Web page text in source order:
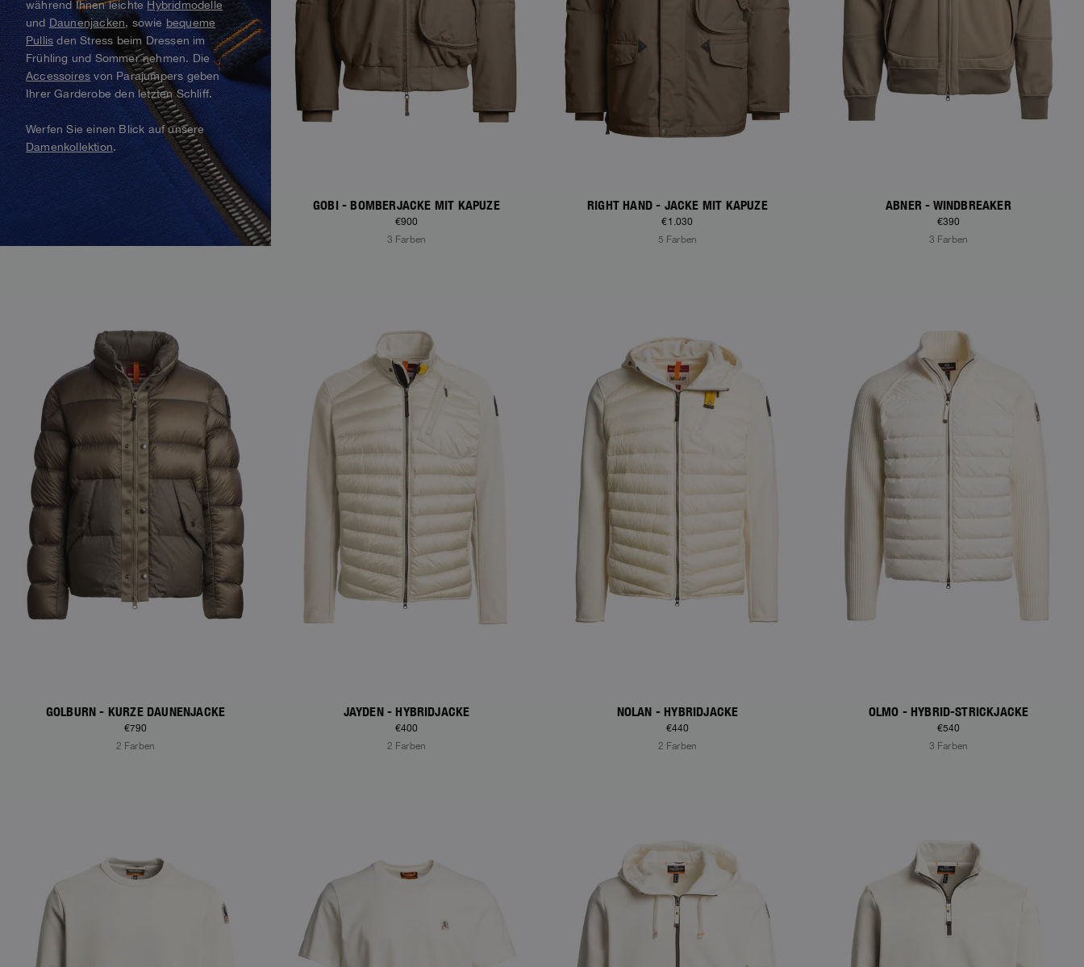
Westen
Bademode
Parka-Jacke
Alles anzeigen
Parka
Alles anzeigen
Alaskan Bush Pilot
View All
während Ihnen leichteHybridmodelle
undDaunenjacken, sowiebequeme
Pullisden Stress beim Dressen im
Frühling und Sommer nehmen. Die
Accessoiresvon Parajumpers geben
Ihrer Garderobe den letzten Schliff.
Werfen Sie einen Blick auf unsere
Damenkollektion.
GOBI - BOMBERJACKE MIT KAPUZE
€900
3 Farben
RIGHT HAND - JACKE MIT KAPUZE
€1.030
5 Farben
ABNER - WINDBREAKER
€390
3 Farben
GOLBURN - KURZE DAUNENJACKE
€790
2 Farben
JAYDEN - HYBRIDJACKE
€400
2 Farben
NOLAN - HYBRIDJACKE
€440
2 Farben
OLMO - HYBRID-STRICKJACKE
€540
3 Farben